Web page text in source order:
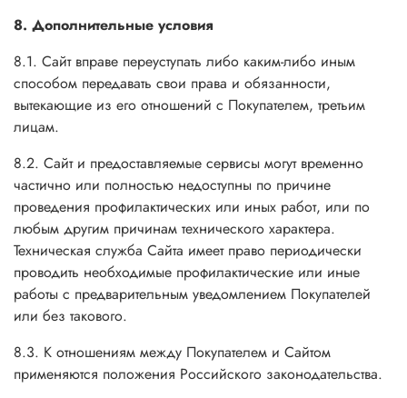
8. Дополнительные условия
8.1. Сайт вправе переуступать либо каким-либо иным
способом передавать свои права и обязанности,
вытекающие из его отношений с Покупателем, третьим
лицам.
8.2. Сайт и предоставляемые сервисы могут временно
частично или полностью недоступны по причине
проведения профилактических или иных работ, или по
любым другим причинам технического характера.
Техническая служба Сайта имеет право периодически
проводить необходимые профилактические или иные
работы с предварительным уведомлением Покупателей
или без такового.
8.3. К отношениям между Покупателем и Сайтом
применяются положения Российского законодательства.